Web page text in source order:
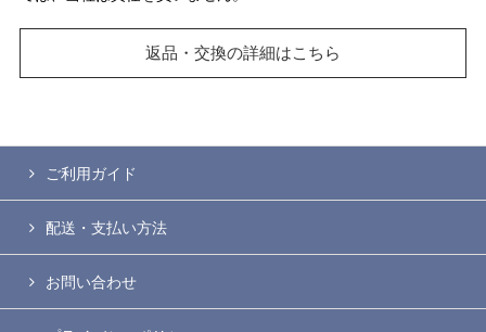
返品・交換の詳細はこちら
ご利用ガイド
配送・支払い方法
お問い合わせ